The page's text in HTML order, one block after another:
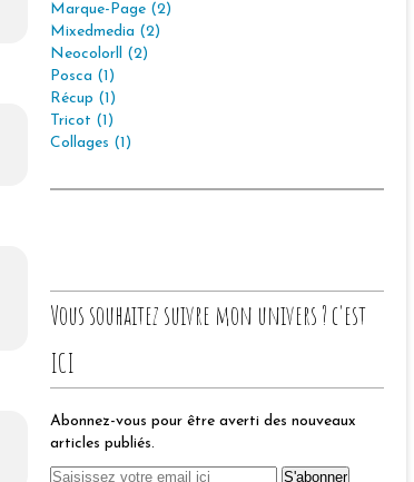
Marque-Page (2)
Mixedmedia (2)
Neocolorll (2)
Posca (1)
Récup (1)
Tricot (1)
Collages (1)
Vous souhaitez suivre mon univers ? c'est
ICI
Abonnez-vous pour être averti des nouveaux
articles publiés.